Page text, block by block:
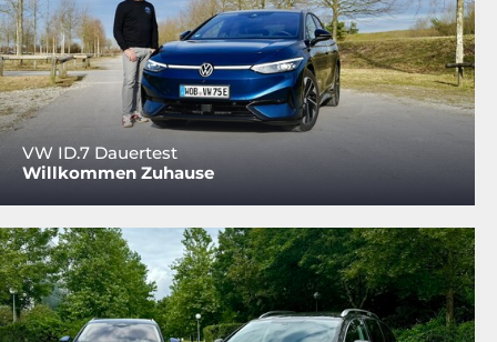
VW ID.7 Dauertest
Willkommen Zuhause